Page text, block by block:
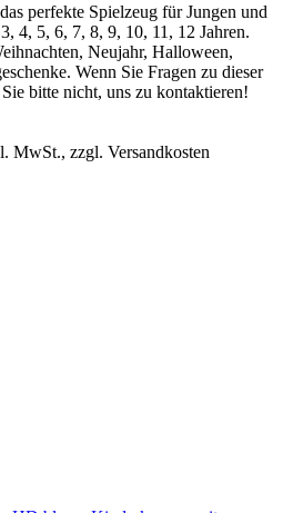
perfekte Spielzeug für Jungen und
4, 5, 6, 7, 8, 9, 10, 11, 12 Jahren.
Neujahr, Halloween,
Wenn Sie Fragen zu dieser
bitte nicht, uns zu kontaktieren!
MwSt., zzgl. Versandkosten